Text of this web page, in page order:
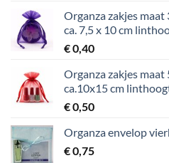
Organza zakjes maat
ca. 7,5 x 10 cm
€0,40
Organza zakjes maat
ca.10x15 cm
€0,50
Organza envelop
€0,75